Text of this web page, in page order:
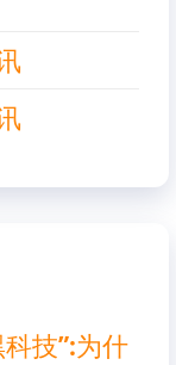
技”:为什